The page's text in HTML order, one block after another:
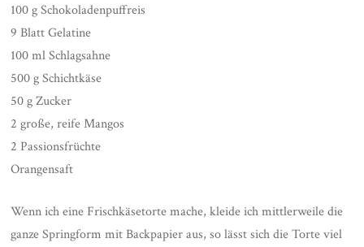
100 g Schokoladenpuffreis
9 Blatt Gelatine
100 ml Schlagsahne
500 g Schichtkäse
50 g Zucker
2 große, reife Mangos
2 Passionsfrüchte
Orangensaft
Wenn ich eine Frischkäsetorte mache, kleide ich mittlerweile die
ganze Springform mit Backpapier aus, so lässt sich die Torte viel